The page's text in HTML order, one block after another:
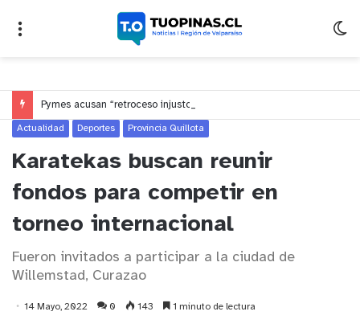
Actualidad Deportes Provincia Quillota
Karatekas buscan reunir
fondos para competir en
torneo internacional
Fueron invitados a participar a la ciudad de
Willemstad, Curazao
14 Mayo, 2022 0 143 1 minuto de lectura